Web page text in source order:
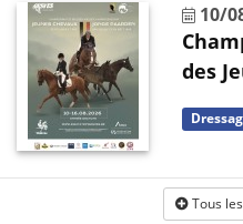
10/
des
Tous